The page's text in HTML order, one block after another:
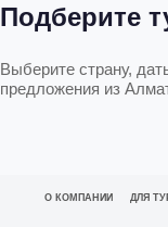
Подберите
Выберите страну,
предложения из
О КОМПАНИИ ДЛЯ